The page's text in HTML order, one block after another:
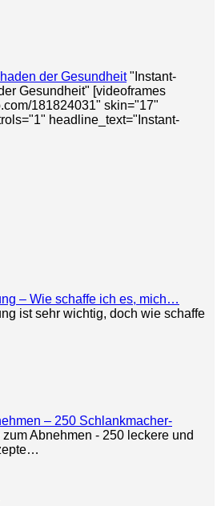
der Gesundheit"Instant-
Gesundheit" [videoframes
181824031" skin="17"
headline_text="Instant-
– Wie schaffe ich es, mich…
ist sehr wichtig, doch wie schaffe
– 250 Schlankmacher-
zum Abnehmen - 250 leckere und